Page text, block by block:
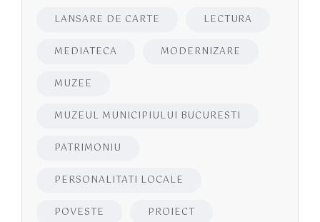
LANSARE DE CARTE LECTURA
MEDIATECA MODERNIZARE
MUZEE
MUZEUL MUNICIPIULUI BUCURESTI
PATRIMONIU
PERSONALITATI LOCALE
POVESTE PROIECT